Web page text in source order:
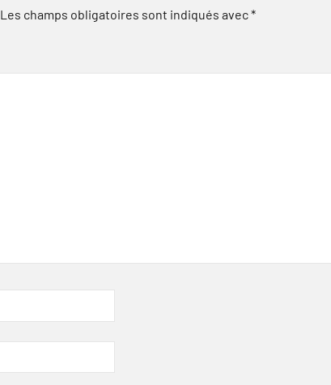
Les champs obligatoires sont indiqués avec*